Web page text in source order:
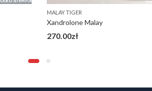
MALAY TIGER
Xandrolone Malay
270.00zł